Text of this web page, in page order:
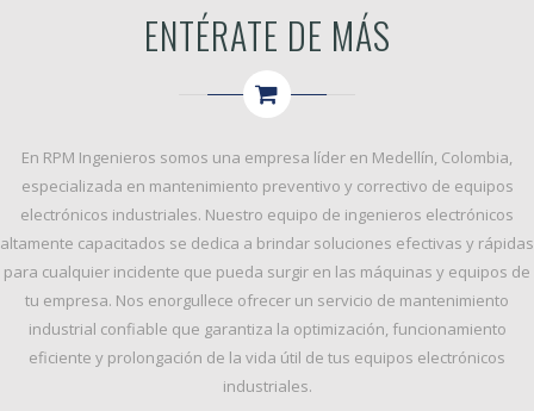
ENTÉRATE DE MÁS
En RPM Ingenieros somos una empresa líder en Medellín, Colombia,
especializada en mantenimiento preventivo y correctivo de equipos
electrónicos industriales. Nuestro equipo de ingenieros electrónicos
altamente capacitados se dedica a brindar soluciones efectivas y rápidas
para cualquier incidente que pueda surgir en las máquinas y equipos de
tu empresa. Nos enorgullece ofrecer un servicio de mantenimiento
industrial confiable que garantiza la optimización, funcionamiento
eficiente y prolongación de la vida útil de tus equipos electrónicos
industriales.